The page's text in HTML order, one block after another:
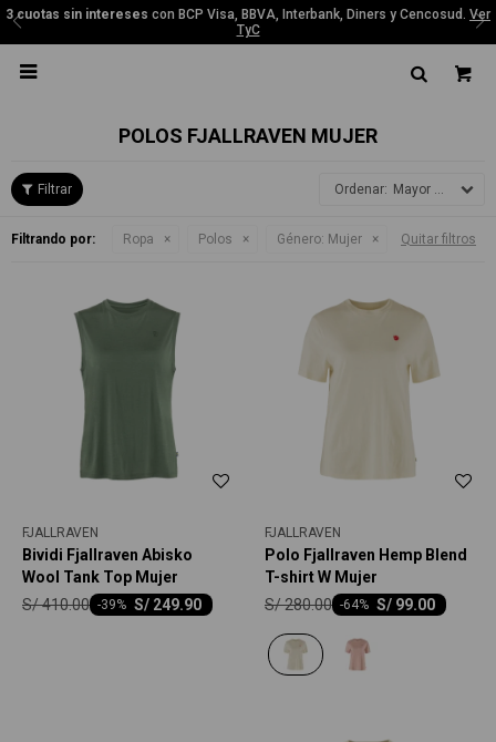
3 cuotas sin intereses con BCP Visa, BBVA, Interbank, Diners y Cencosud. Ver
TyC

POLOS FJALLRAVEN MUJER
Mayor precio
Filtrando por: Ropa Polos Género: Mujer Quitar filtros
FJALLRAVEN
Bividi Fjallraven Abisko
Wool Tank Top Mujer
S/ 249.90
-39
S/410.00
FJALLRAVEN
Polo Fjallraven Hemp Blend
T-shirt W Mujer
S/ 99.00
-64
S/280.00